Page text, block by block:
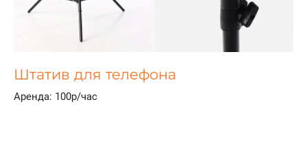
Штатив для телефона
Аренда: 100р/час